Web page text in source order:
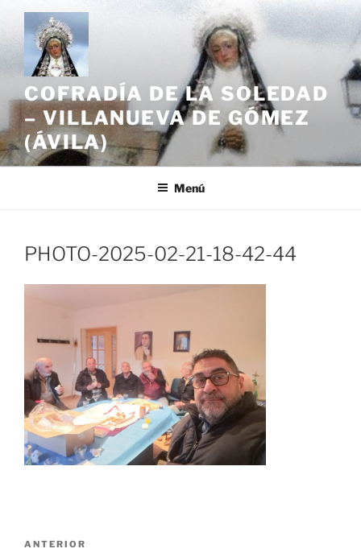
Saltar
contenido
COFRADÍA DE LA SOLEDAD
– VILLANUEVA DE GÓMEZ
(ÁVILA)
Menú
PHOTO-2025-02-21-18-42-44
Navegación
Entrada
ANTERIOR